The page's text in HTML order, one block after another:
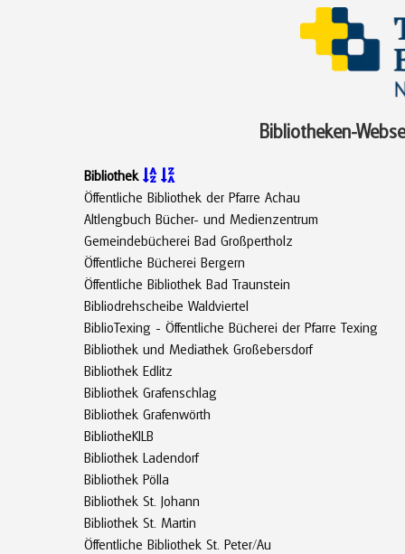
Bibliotheken-
Bibliothek  
Öffentliche Bibliothek der Pfarre Achau
Altlengbuch Bücher- und Medienzentrum
Gemeindebücherei Bad Großpertholz
Öffentliche Bücherei Bergern
Öffentliche Bibliothek Bad Traunstein
Bibliodrehscheibe Waldviertel
BiblioTexing - Öffentliche Bücherei der Pfarre Texing
Bibliothek und Mediathek Großebersdorf
Bibliothek Edlitz
Bibliothek Grafenschlag
Bibliothek Grafenwörth
BibliotheKILB
Bibliothek Ladendorf
Bibliothek Pölla
Bibliothek St. Johann
Bibliothek St. Martin
Öffentliche Bibliothek St. Peter/Au